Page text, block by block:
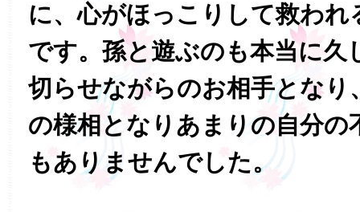
に、心がほっこりして救わ
です。孫と遊ぶのも本当に久
切らせながらのお相手となり
の様相となりあまりの自分の
もありませんでした。